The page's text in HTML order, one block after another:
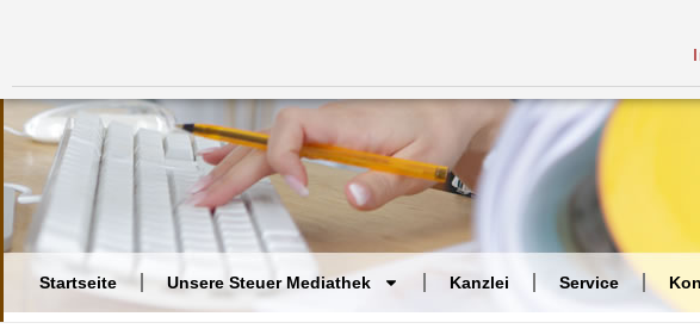
Startseite Unsere Steuer Mediathek Kanzlei Service